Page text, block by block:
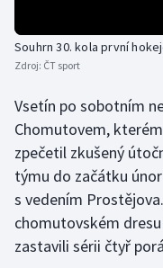
Volejbal
Souhrn 30. kola první
Zdroj: ČT sport
Vsetín po sobotním
Chomutovem,
zpečetil zkušený
týmu do začátku
s vedením
chomutovském
zastavili sérii čtyř